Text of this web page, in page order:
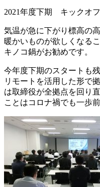
2021年度下期 キックオ
気温が急に下がり標高の
暖かいものが欲しくなる
キノコ鍋がお勧めです。
今年度下期のスタートも
リモートを活用した形で
は取締役が全拠点を回り
ことはコロナ禍でも一歩